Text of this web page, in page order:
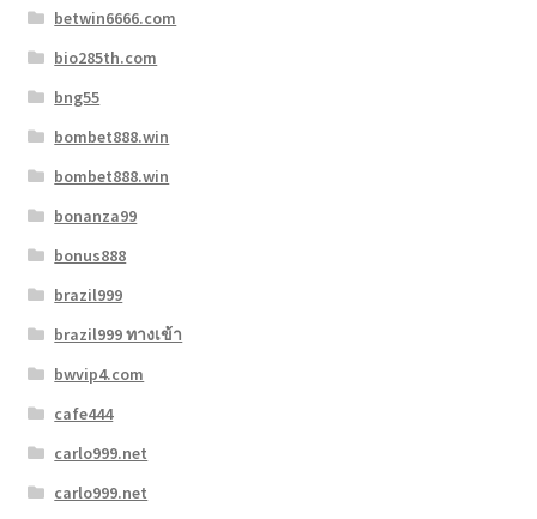
betwin6666.com
bio285th.com
bng55
bombet888.win
bombet888.win
bonanza99
bonus888
brazil999
brazil999 ทางเข้า
bwvip4.com
cafe444
carlo999.net
carlo999.net